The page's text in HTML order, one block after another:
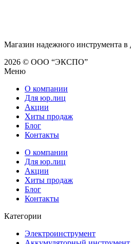
Магазин надежного инструмента в
2026 © ООО “ЭКСПО”
Меню
О компании
Для юр.лиц
Акции
Хиты продаж
Блог
Контакты
О компании
Для юр.лиц
Акции
Хиты продаж
Блог
Контакты
Категории
Электроинструмент